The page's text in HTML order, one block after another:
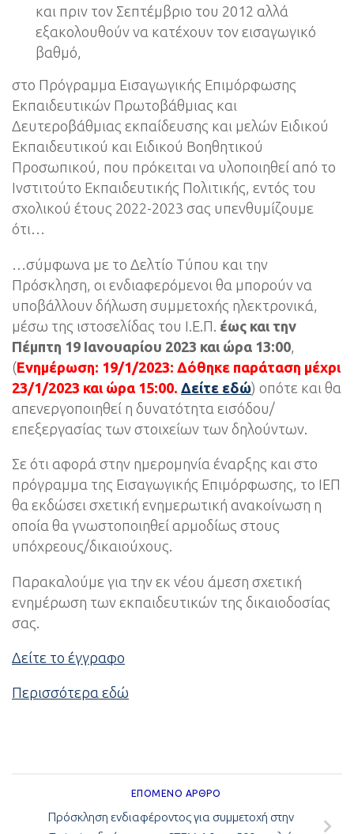
και πριν τον Σεπτέμβριο του 2012 αλλά
εξακολουθούν να κατέχουν τον εισαγωγικό
βαθμό,
στο Πρόγραμμα Εισαγωγικής Επιμόρφωσης
Εκπαιδευτικών Πρωτοβάθμιας και
Δευτεροβάθμιας εκπαίδευσης και μελών Ειδικού
Εκπαιδευτικού και Ειδικού Βοηθητικού
Προσωπικού, που πρόκειται να υλοποιηθεί από το
Ινστιτούτο Εκπαιδευτικής Πολιτικής, εντός του
σχολικού έτους 2022-2023 σας υπενθυμίζουμε
ότι…
…σύμφωνα με το Δελτίο Τύπου και την
Πρόσκληση, οι ενδιαφερόμενοι θα μπορούν να
υποβάλλουν δήλωση συμμετοχής ηλεκτρονικά,
μέσω της ιστοσελίδας του Ι.Ε.Π. έως και την
Πέμπτη 19 Ιανουαρίου 2023 και ώρα 13:00
(Ενημέρωση: 19/1/2023: Δόθηκε παράταση μέχρι
23/1/2023 και ώρα 15:00. Δείτε εδώ) οπότε και θα
απενεργοποιηθεί η δυνατότητα εισόδου/
επεξεργασίας των στοιχείων των δηλούντων.
Σε ότι αφορά στην ημερομηνία έναρξης και στο
πρόγραμμα της Εισαγωγικής Επιμόρφωσης, το ΙΕΠ
θα εκδώσει σχετική ενημερωτική ανακοίνωση η
οποία θα γνωστοποιηθεί αρμοδίως στους
υπόχρεους/δικαιούχους.
Παρακαλούμε για την εκ νέου άμεση σχετική
ενημέρωση των εκπαιδευτικών της δικαιοδοσίας
σας.
Δείτε το έγγραφο
Περισσότερα εδώ
ΕΠΌΜΕΝΟ ΆΡΘΡΟ
Πρόσκληση ενδιαφέροντος για συμμετοχή στην